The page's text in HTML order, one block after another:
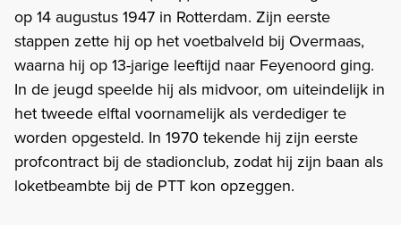
op 14 augustus 1947 in Rotterdam. Zijn eerste
stappen zette hij op het voetbalveld bij Overmaas,
waarna hij op 13-jarige leeftijd naar Feyenoord ging.
In de jeugd speelde hij als midvoor, om uiteindelijk in
het tweede elftal voornamelijk als verdediger te
worden opgesteld. In 1970 tekende hij zijn eerste
profcontract bij de stadionclub, zodat hij zijn baan als
loketbeambte bij de PTT kon opzeggen.